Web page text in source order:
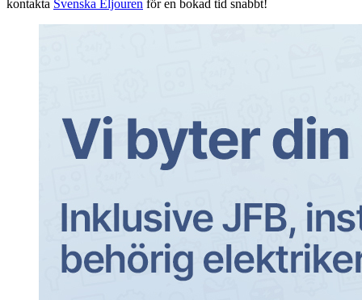
kontakta Svenska Eljouren för en bokad tid snabbt!